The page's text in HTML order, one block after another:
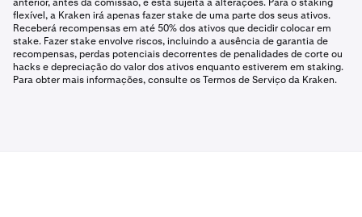
anterior, antes da comissão, e está sujeita a alterações. Para o staking
flexível, a Kraken irá apenas fazer stake de uma parte dos seus ativos.
Receberá recompensas em até 50% dos ativos que decidir colocar em
stake. Fazer stake envolve riscos, incluindo a ausência de garantia de
recompensas, perdas potenciais decorrentes de penalidades de corte ou
hacks e depreciação do valor dos ativos enquanto estiverem em staking.
Para obter mais informações, consulte os Termos de Serviço da Kraken.